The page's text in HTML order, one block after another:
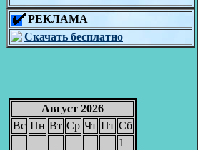
РЕКЛАМА
Скачать бесплатно
Август 2026
Вс Пн Вт Ср Чт Пт Сб
1